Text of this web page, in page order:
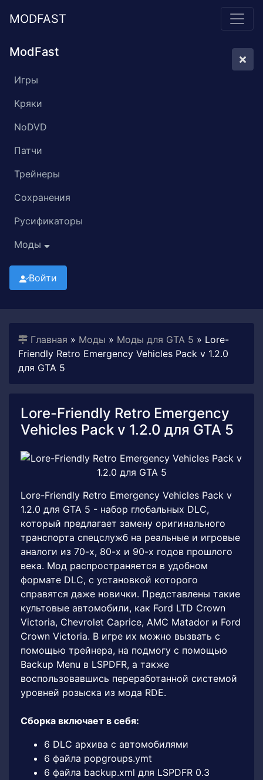
MODFAST
ModFast
Игры
Кряки
NoDVD
Патчи
Трейнеры
Сохранения
Русификаторы
Моды
Войти
Главная » Моды » Моды для GTA 5 » Lore-
Friendly Retro Emergency Vehicles Pack v 1.2.0
для GTA 5
Lore-Friendly Retro Emergency
Vehicles Pack v 1.2.0 для GTA 5
Lore-Friendly Retro Emergency Vehicles Pack v
1.2.0 для GTA 5 - набор глобальных DLC,
который предлагает замену оригинального
транспорта спецслужб на реальные и игровые
аналоги из 70-х, 80-х и 90-х годов прошлого
века. Мод распространяется в удобном
формате DLC, с установкой которого
справятся даже новички. Представлены такие
культовые автомобили, как Ford LTD Crown
Victoria, Chevrolet Caprice, AMC Matador и Ford
Crown Victoria. В игре их можно вызвать с
помощью трейнера, на подмогу с помощью
Backup Menu в LSPDFR, а также
воспользовавшись переработанной системой
уровней розыска из мода RDE.
Сборка включает в себя:
6 DLC архива с автомобилями
6 файла popgroups.ymt
6 файла backup.xml для LSPDFR 0.3